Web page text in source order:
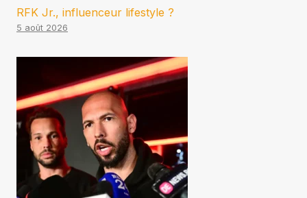
RFK Jr., influenceur lifestyle ?
5 août 2026